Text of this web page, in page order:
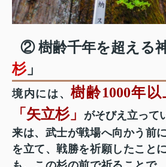
② 樹齢千年を超える
杉」
境内には、樹齢1000年
「矢立杉」
がそびえ立って
来は、武士が戦場へ向かう前
を立て、戦勝を祈願したこと